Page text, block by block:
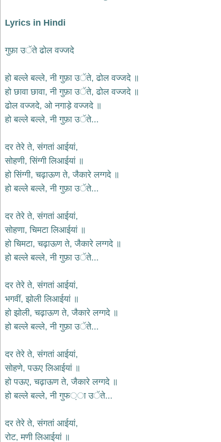
देश
भक्ति
patriotic
bhajans
खाटू
श्याम
भजन
shaym
सती
दादी
भजन
rani
sati
bhajans
लाल
दयाल
भजन
bawa
dayal
शनि
देव
भजन
shani
dev
bhajans
का
भजन
bhajan
the
add
Lyrics in Hindi
गुफ़ा उੱते ढोल वज्जदे
हो बल्ले बल्ले, नी गुफ़ा उੱते, ढोल वज्जदे ॥
हो छावा छावा, नी गुफ़ा उੱते, ढोल वज्जदे ॥
ढोल वज्जदे, ओ नगाड़े वज्जदे ॥
हो बल्ले बल्ले, नी गुफ़ा उੱते...
दर तेरे ते, संगतां आईयां,
सोहणी, सिंग्गी लिआईयां ॥
हो सिंग्गी, चढ़ाऊण ते, जैकारे लग्गदे ॥
हो बल्ले बल्ले, नी गुफ़ा उੱते...
दर तेरे ते, संगतां आईयां,
सोहणा, चिमटा लिआईयां ॥
हो चिमटा, चढ़ाऊण ते, जैकारे लग्गदे ॥
हो बल्ले बल्ले, नी गुफ़ा उੱते...
दर तेरे ते, संगतां आईयां,
भगवीं, झोली लिआईयां ॥
हो झोली, चढ़ाऊण ते, जैकारे लग्गदे ॥
हो बल्ले बल्ले, नी गुफ़ा उੱते...
दर तेरे ते, संगतां आईयां,
सोहणे, पऊए लिआईयां ॥
हो पऊए, चढ़ाऊण ते, जैकारे लग्गदे ॥
हो बल्ले बल्ले, नी गुफ਼ा उੱते...
दर तेरे ते, संगतां आईयां,
रोट, मणी लिआईयां ॥